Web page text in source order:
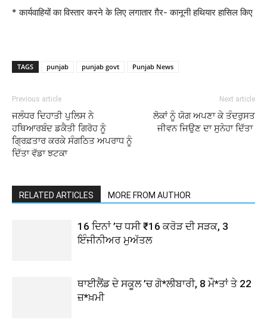
* कार्यवाहियों का विस्तार करने के लिए लगातार ग़ैर- कानूनी हथियार हासिल किए
TAGS punjab punjab govt Punjab News
Previous article
ਜਲੰਧਰ ਦਿਹਾਤੀ ਪੁਲਿਸ ਨੇ
ਹਥਿਆਰਬੰਦ ਡਕੈਤੀ ਗਿਰੋਹ ਨੂੰ
ਗ੍ਰਿਫ਼ਤਾਰ ਕਰਕੇ ਸੰਗਠਿਤ ਅਪਰਾਧ ਨੂੰ
ਦਿੱਤਾ ਵੱਡਾ ਝਟਕਾ
Next article
ਲੋਕਾਂ ਨੂੰ ਯੋਗ ਅਪਣਾ ਕੇ ਤੰਦਰੁਸਤ
ਜੀਵਨ ਜਿਉਣ ਦਾ ਸੁਨੇਹਾ ਦਿੱਤਾ
RELATED ARTICLES MORE FROM AUTHOR
16 ਦਿਨਾਂ ’ਚ ਧਸੀ ₹16 ਕਰੋੜ ਦੀ ਸੜਕ, 3
ਇੰਜੀਨੀਅਰ ਮੁਅੱਤਲ
ਥਾਈਲੈਂਡ ਦੇ ਸਕੂਲ ’ਚ ਗੋ*ਲੀਬਾਰੀ, 8 ਮੌ*ਤਾਂ ਤੇ 22
ਜ਼*ਖ਼ਮੀ